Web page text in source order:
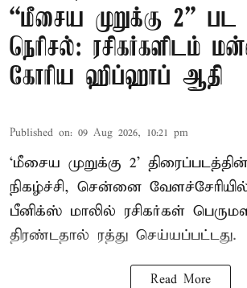
“மீசைய முறுக்கு 2” பட
நெரிசல்: ரசிகர்களிடம்
கோரிய ஹிப்ஹாப் ஆதி
Published on: 09 Aug 2026, 10:21 pm
‘மீசைய முறுக்கு 2’
நிகழ்ச்சி, சென்னை
பீனிக்ஸ் மாலில் ரசிகர்கள்
திரண்டதால் ரத்து செய்யப்பட்டது.
Read More